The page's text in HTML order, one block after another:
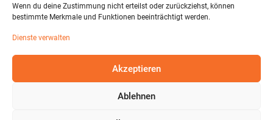
Wenn du deine Zustimmung nicht erteilst oder zurückziehst, können
bestimmte Merkmale und Funktionen beeinträchtigt werden.
Dienste verwalten
Akzeptieren
Ablehnen
Impressum
Datenschutzerklärung
© 2026 T-EXO GmbH Mietmöbel - Alle Rechte vorbehalten.